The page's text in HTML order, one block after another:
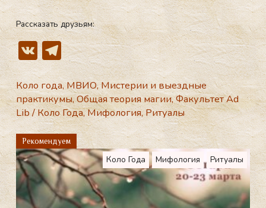
Рассказать друзьям:
V
K
T
el
e
gr
a
m
Коло года,МВИО,Мистерии и выездные
практикумы,Общая теория магии,Факультет Ad
Lib/Коло Года,Мифология,Ритуалы
Рекомендуем
Коло Года Мифология Ритуалы